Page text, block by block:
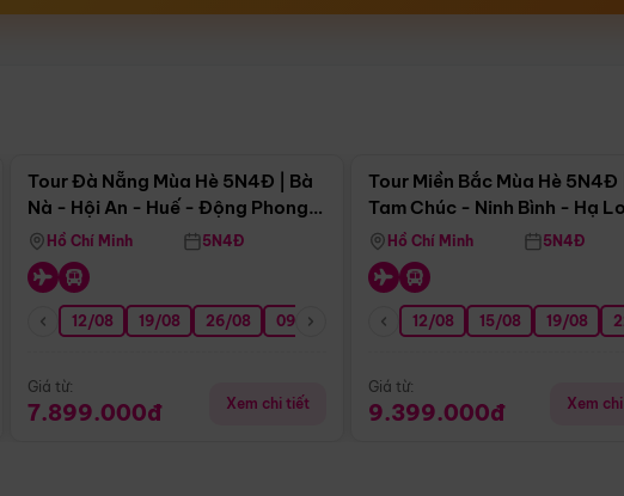
06/09 13/09 20/09 27/09
Tour Đà Nẵng Mùa Hè 5N4Đ | Bà
Nà - Hội An - Huế - Động Phong
NhaHồ Chí Minh 5N4Đ
12/08 19/08 26/08 09/09 16/09 23/09 30/09 07/10
Giá từ:
7.899.000đ Xem chi tiết
Tour Miền Bắc Mùa Hè 5N4Đ |
Tam Chúc - Ninh Bình - Hạ
Hồ Chí Minh 5N4Đ
12/08 15/08 19/08
Giá từ:
9.399.000đ Xem